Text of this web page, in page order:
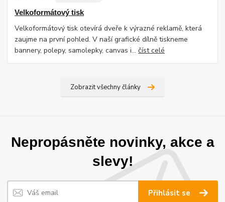
Velkoformátový tisk
Velkoformátový tisk otevírá dveře k výrazné reklamě, která
zaujme na první pohled. V naší grafické dílně tiskneme
bannery, polepy, samolepky, canvas i...číst celé
Zobrazit všechny články
Nepropásněte novinky, akce a
slevy!
Přihlásit se